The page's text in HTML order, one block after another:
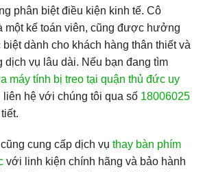
phân biệt điều kiện kinh tế. Cô
một kế toán viên, cũng được hưởng
dành cho khách hàng thân thiết và
dịch vụ lâu dài. Nếu bạn đang tìm
máy tính bị treo tại quận thủ đức uy
liên hệ với chúng tôi qua số 18006025
cung cấp dịch vụ thay bàn phím
với linh kiện chính hãng và bảo hành